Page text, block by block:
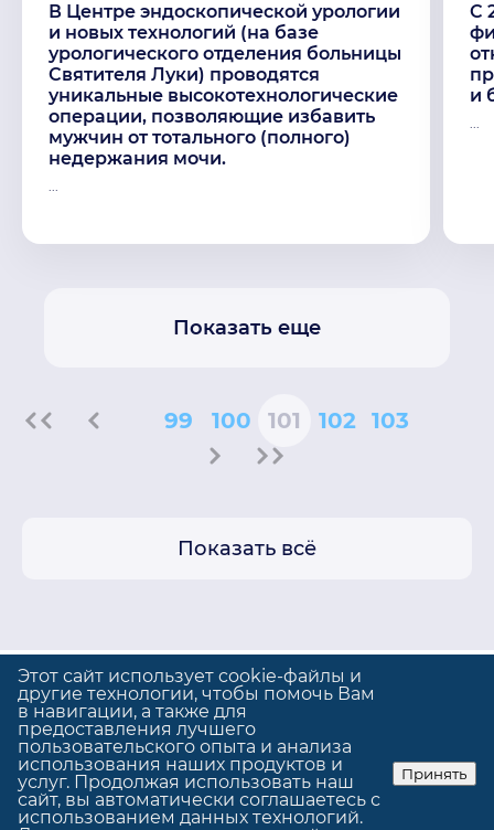
В Центре эндоскопической урологии
и новых технологий (на базе
урологического отделения больницы
Святителя Луки) проводятся
уникальные высокотехнологические
операции, позволяющие избавить
мужчин от тотального (полного)
недержания мочи.
...
C
и
...
Показать еще
99 100 101 102 103
Показать всё
Политика конфиденциальности
Использование cookie
© GrandUp | Сделано вGrandUp
Этот сайт использует cookie-файлы и
другие технологии, чтобы помочь Вам
в навигации, а также для
предоставления лучшего
пользовательского опыта и анализа
использования наших продуктов и
услуг. Продолжая использовать наш
сайт, вы автоматически соглашаетесь с
использованием данных технологий.
Принять